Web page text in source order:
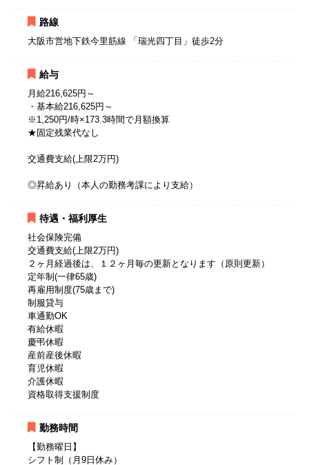
路線
大阪市営地下鉄今里筋線 「瑞光四丁目」徒歩2分
給与
月給216,625円～
・基本給216,625円～
※1,250円/時×173.3時間で月額換算
★固定残業代なし
交通費支給(上限2万円)
◎昇給あり（本人の勤務考課により支給）
待遇・福利厚生
社会保険完備
交通費支給(上限2万円)
２ヶ月経過後は、１２ヶ月毎の更新となります（原則更新）
定年制(一律65歳)
再雇用制度(75歳まで)
制服貸与
車通勤OK
有給休暇
慶弔休暇
産前産後休暇
育児休暇
介護休暇
資格取得支援制度
勤務時間
【勤務曜日】
シフト制（月9日休み）